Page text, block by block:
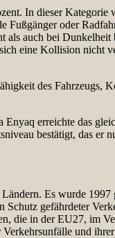
In dieser Kategorie
Fußgänger oder
als auch bei
eine Kollision nicht
des Fahrzeugs,
erreichte das
bestätigt, das er
Es wurde 1997
gefährdeter
die in der EU27, im
und